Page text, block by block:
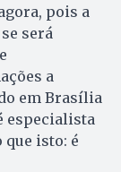
pois a
será
a
em Brasília
especialista
que isto: é